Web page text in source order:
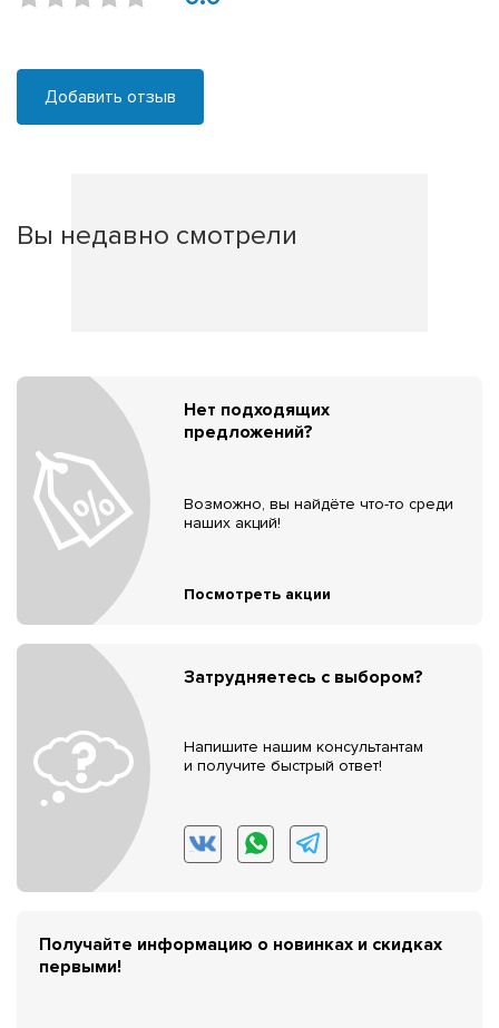
Добавить отзыв
Вы недавно смотрели
Нет подходящих
предложений?
Возможно, вы найдёте что-то среди
наших акций!
Посмотреть акции
Затрудняетесь с выбором?
Напишите нашим консультантам
и получите быстрый ответ!
Получайте информацию о новинках и скидках
первыми!